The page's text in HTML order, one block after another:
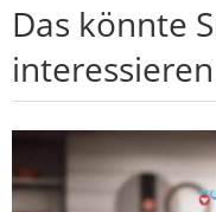
Das könnte
interessieren